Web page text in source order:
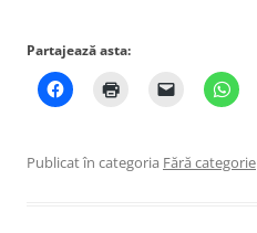
Partajează asta:
Publicat în categoria Fără categorie